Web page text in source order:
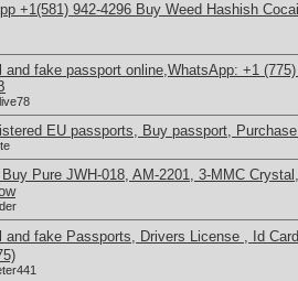
+1(581) 942-4296 Buy Weed Hashish
and fake passport online,WhatsApp: +1
EU passports, Buy passport,
Pure JWH-018, AM-2201, 3-MMC
and fake Passports, Drivers License , Id